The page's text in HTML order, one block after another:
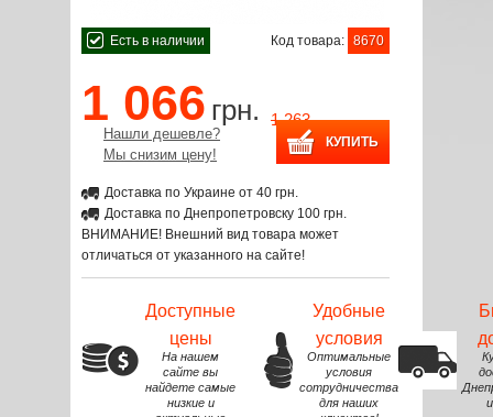
Есть в наличии Код товара: 8670
1 066 грн. 1 263
Нашли дешевле?
Мы снизим цену!
Доставка по Украине от 40 грн.
Доставка по Днепропетровску 100 грн.
ВНИМАНИЕ! Внешний вид товара может
отличаться от указанного на сайте!
Доступные
цены
На нашем
сайте вы
найдете самые
низкие и
Удобные
условия
Оптимальные
условия
сотрудничества
для наших